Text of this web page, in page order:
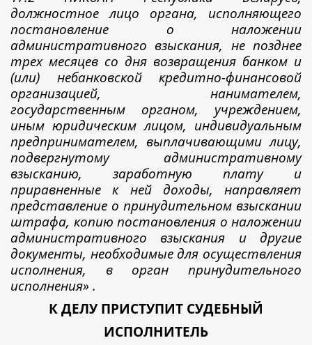
должностное лицо органа, исполняющего
постановление о наложении
административного взыскания, не позднее
трех месяцев со дня возвращения банком и
(или) небанковской кредитно-финансовой
организацией, нанимателем,
государственным органом, учреждением,
иным юридическим лицом, индивидуальным
предпринимателем, выплачивающими лицу,
подвергнутому административному
взысканию, заработную плату и
приравненные к ней доходы, направляет
представление о принудительном взыскании
штрафа, копию постановления о наложении
административного взыскания и другие
документы, необходимые для осуществления
исполнения, в орган принудительного
исполнения» .
К ДЕЛУ ПРИСТУПИТ СУДЕБНЫЙ
ИСПОЛНИТЕЛЬ